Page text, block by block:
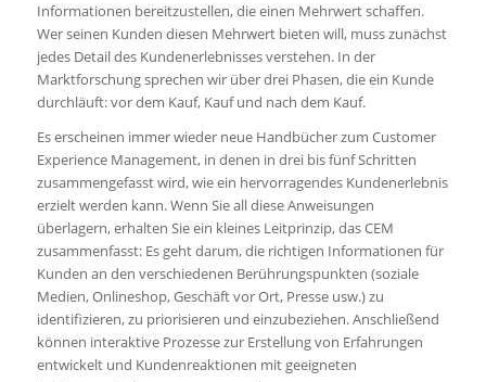
Informationen bereitzustellen, die einen Mehrwert schaffen.
Wer seinen Kunden diesen Mehrwert bieten will, muss zunächst
jedes Detail des Kundenerlebnisses verstehen. In der
Marktforschung sprechen wir über drei Phasen, die ein Kunde
durchläuft: vor dem Kauf, Kauf und nach dem Kauf.
Es erscheinen immer wieder neue Handbücher zum Customer
Experience Management, in denen in drei bis fünf Schritten
zusammengefasst wird, wie ein hervorragendes Kundenerlebnis
erzielt werden kann. Wenn Sie all diese Anweisungen
überlagern, erhalten Sie ein kleines Leitprinzip, das CEM
zusammenfasst: Es geht darum, die richtigen Informationen für
Kunden an den verschiedenen Berührungspunkten (soziale
Medien, Onlineshop, Geschäft vor Ort, Presse usw.) zu
identifizieren, zu priorisieren und einzubeziehen. Anschließend
können interaktive Prozesse zur Erstellung von Erfahrungen
entwickelt und Kundenreaktionen mit geeigneten